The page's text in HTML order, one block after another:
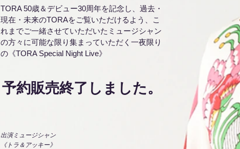
TORA 50歳＆デビュー30周年を記念し、過去・
現在・未来のTORAをご覧いただけるよう、こ
れまでご一緒させていただいたミュージシャン
の方々に可能な限り集まっていただく一夜限り
の《TORA Special Night Live》
予約販売終了しました。
出演ミュージシャン
《トラ＆アッキー》